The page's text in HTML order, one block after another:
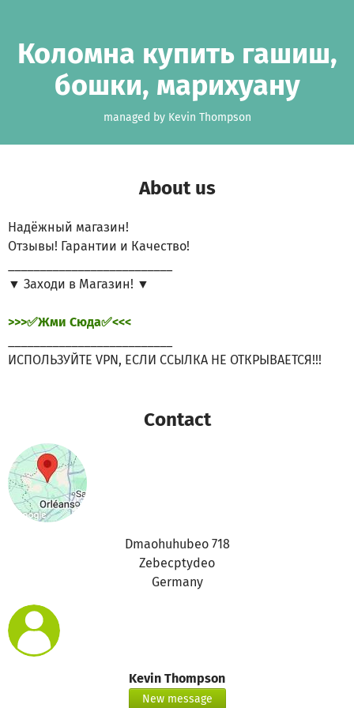
Коломна купить гашиш,
бошки, марихуану
managed by Kevin Thompson
About us
Надёжный магазин!
Отзывы! Гарантии и Качество!
▼ Заходи в Магазин! ▼
>>>✅Жми Сюда✅<<<
ИСПОЛЬЗУЙТЕ VPN, ЕСЛИ ССЫЛКА НЕ ОТКРЫВАЕТСЯ!!!
Contact
Dmaohuhubeo 718
Zebecptydeo
Germany
Kevin Thompson
New message